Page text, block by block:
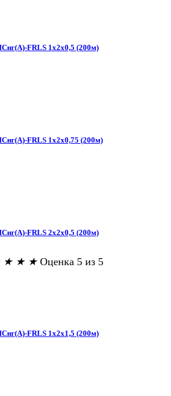
FRLS 1x2x0,5 (200м)
FRLS 1x2x0,75 (200м)
FRLS 2x2x0,5 (200м)
★ ★ ★ Оценка 5 из 5
FRLS 1х2х1,5 (200м)